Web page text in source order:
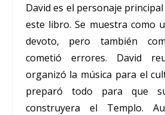
David es el personaje
este libro. Se muestra como
devoto, pero también
cometió errores. David
organizó la música para el
preparó todo para que
construyera el Templo.